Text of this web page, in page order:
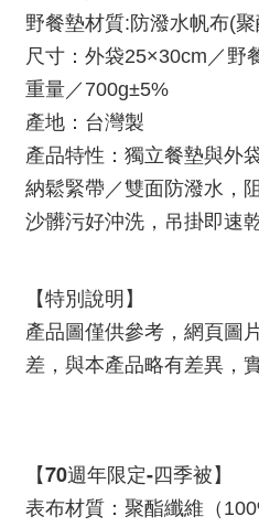
野餐墊材質:防潑水帆布(
尺寸：外袋25×30cm／野
重量／700g±5%
產地：台灣製
產品特性：獨立餐墊與外
納鬆緊帶／雙面防潑水，
沙髒污好沖洗，吊掛即速乾
【特別說明】
產品圖僅供參考，網頁圖
差，與本產品略有差異，
【70週年限定-四季被】
表布材質：聚酯纖維（